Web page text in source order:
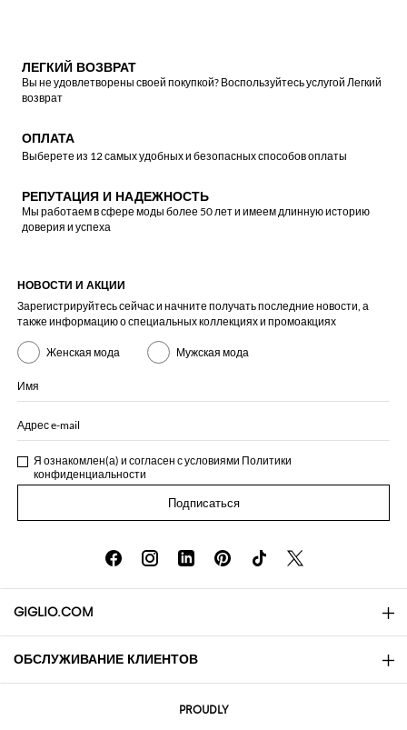
ЛЕГКИЙ ВОЗВРАТ
Вы не удовлетворены своей покупкой? Воспользуйтесь услугой Легкий
возврат
ОПЛАТА
Выберете из 12 самых удобных и безопасных способов оплаты
РЕПУТАЦИЯ И НАДЕЖНОСТЬ
Мы работаем в сфере моды более 50 лет и имеем длинную историю
доверия и успеха
НОВОСТИ И АКЦИИ
Зарегистрируйтесь сейчас и начните получать последние новости, а
также информацию о специальных коллекциях и промоакциях
Женская мода Мужская мода
Имя
Адрес e-mail
Я ознакомлен(а) и согласен с условиями Политики
конфиденциальности
Подписаться
GIGLIO.COM
About
ОБСЛУЖИВАНИЕ КЛИЕНТОВ
PROUDLY